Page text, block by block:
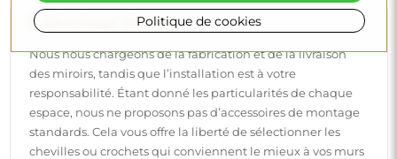
Montage facile
Nous nous chargeons de la fabrication et de la livraison
des miroirs, tandis que l’installation est à votre
responsabilité. Étant donné les particularités de chaque
espace, nous ne proposons pas d’accessoires de montage
standards. Cela vous offre la liberté de sélectionner les
chevilles ou crochets qui conviennent le mieux à vos murs
Politique de cookies